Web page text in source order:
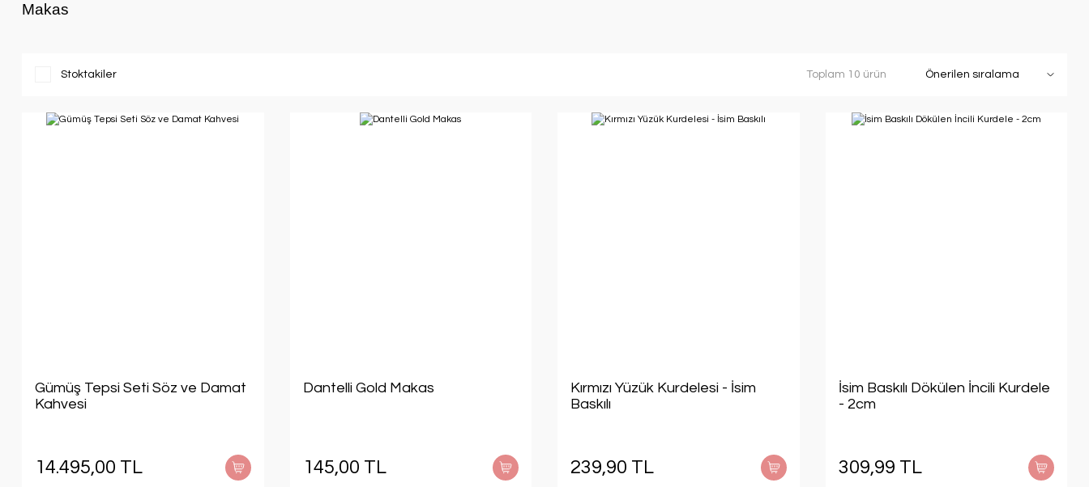
Makas
Stoktakiler Toplam 10 ürün
Gümüş Tepsi Seti Söz ve Damat
Kahvesi
14.495,00 TL
Dantelli Gold Makas
145,00 TL
Kırmızı Yüzük Kurdelesi - İsim
Baskılı
239,90 TL
İsim Baskılı Dökülen İncili Kurdele
- 2cm
309,99 TL